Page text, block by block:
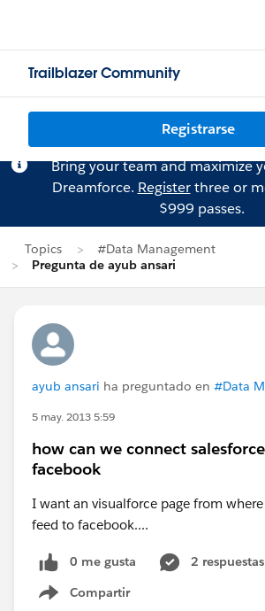
Trailblazer Community
Registrarse
Bring your team and maximize
Dreamforce. Registerthree or
$999 passes.
Topics
#Data Management
Pregunta de ayub ansari
ayub ansari ha preguntado en #Data
5 may. 2013 5:59
how can we connect
facebook
I want an visualforce page from
feed to facebook....
0 me gusta
2 respuestas
Compartir
Show menu